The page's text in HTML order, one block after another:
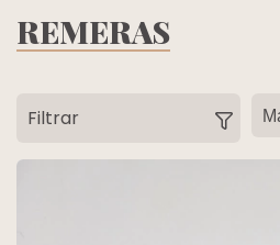
REMERAS
Filtrar